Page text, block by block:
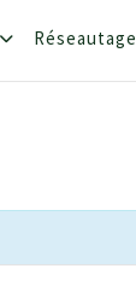
Réseautage